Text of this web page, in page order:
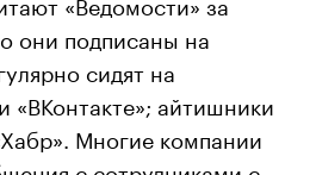
они подписаны на
сидят на
«ВКонтакте»; айтишники
Многие компании